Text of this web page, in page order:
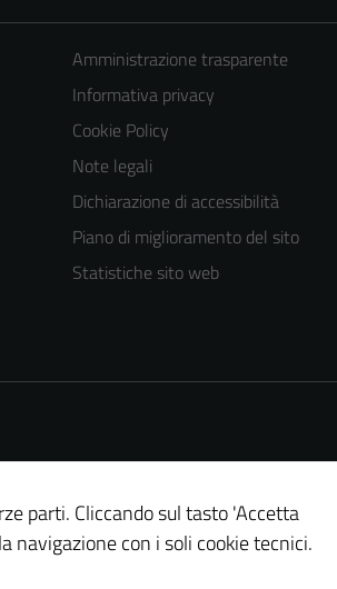
Amministrazione trasparente
Informativa privacy
Cookie Policy
Note legali
Dichiarazione di accessibilità
Piano di miglioramento del sito
Statistiche sito web
parti. Cliccando sul tasto 'Accetta
navigazione con i soli cookie tecnici.
per il
essere
disabilitati.